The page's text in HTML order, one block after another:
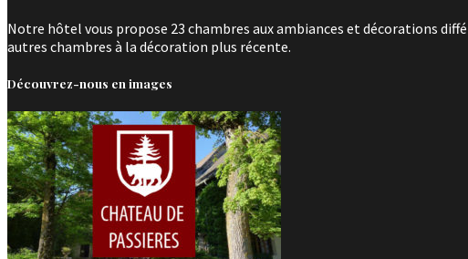
Notre hôtel vous propose 23 chambres aux ambiances et décorations
autres chambres à la décoration plus récente.
Découvrez-nous en images